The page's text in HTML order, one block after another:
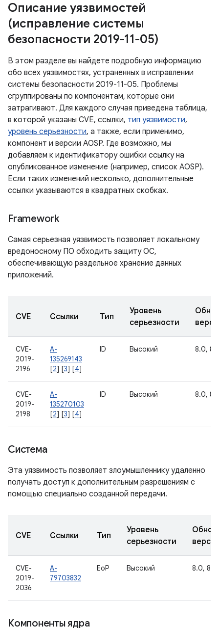
Описание уязвимостей
(исправление системы
безопасности 2019-11-05)
В этом разделе вы найдете подробную информацию
обо всех уязвимостях, устраненных в исправлении
системы безопасности 2019-11-05. Проблемы
сгруппированы по компонентам, которые они
затрагивают. Для каждого случая приведена таблица,
в которой указаны CVE, ссылки, тип уязвимости,
уровень серьезности, а также, если применимо,
компонент и версии AOSP. Где возможно, мы
добавляем к идентификатору ошибки ссылку на
опубликованное изменение (например, список AOSP).
Если таких изменений несколько, дополнительные
ссылки указываются в квадратных скобках.
Framework
Самая серьезная уязвимость позволяет локальному
вредоносному ПО обходить защиту ОС,
обеспечивающую раздельное хранение данных
приложений.
CVE Ссылки Тип
Уровень
серьезности
CVE-
2019-
2196
A-
135269143
[2] [3] [4]
ID Высокий 8.0,
CVE-
2019-
2198
A-
135270103
[2] [3] [4]
ID Высокий 8.0,
Система
Эта уязвимость позволяет злоумышленнику удаленно
получать доступ к дополнительным разрешениям с
помощью специально созданной передачи.
CVE Ссылки Тип
Уровень
серьезности
CVE-
2019-
2036
A-
79703832
EoP Высокий 8.0, 8.1,
Компоненты ядра